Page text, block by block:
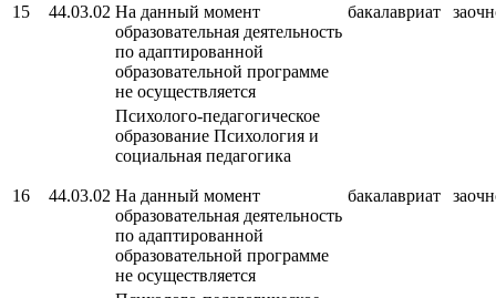
15 44.03.02 На данный момент
образовательная деятельность
по адаптированной
образовательной программе
не осуществляется
бакалавриат
16 44.03.02
Психолого-педагогическое
образование Психология и
социальная педагогика
На данный момент
образовательная деятельность
по адаптированной
образовательной программе
не осуществляется
бакалавриат